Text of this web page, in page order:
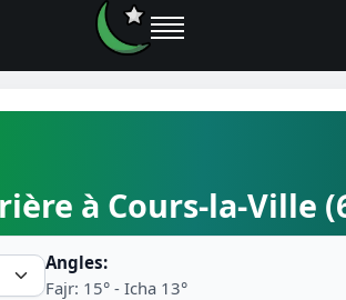
moi
à Cours-la-Ville
Angles:
Fajr: 15° - Icha 13°